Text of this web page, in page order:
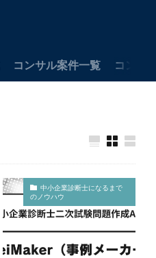
コンサル案件一覧 コンサ
中小企業診断士になるまで
のノウハウ